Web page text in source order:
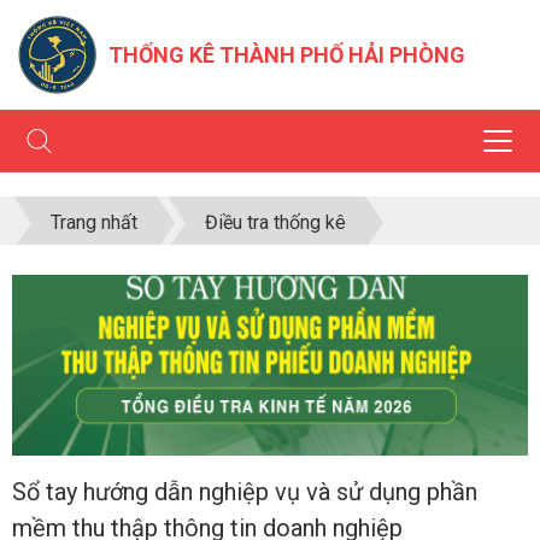
THỐNG KÊ THÀNH PHỐ HẢI PHÒNG
Trang nhất Điều tra thống kê
Sổ tay hướng dẫn nghiệp vụ và sử dụng phần
mềm thu thập thông tin doanh nghiệp